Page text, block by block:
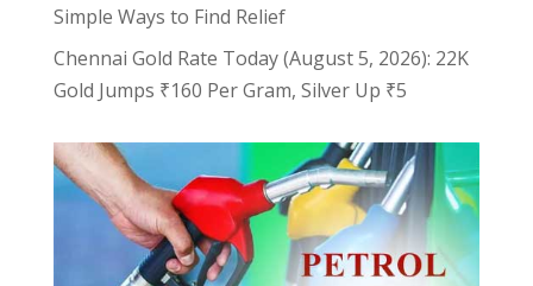
Simple Ways to Find Relief
Chennai Gold Rate Today (August 5, 2026): 22K
Gold Jumps ₹160 Per Gram, Silver Up ₹5